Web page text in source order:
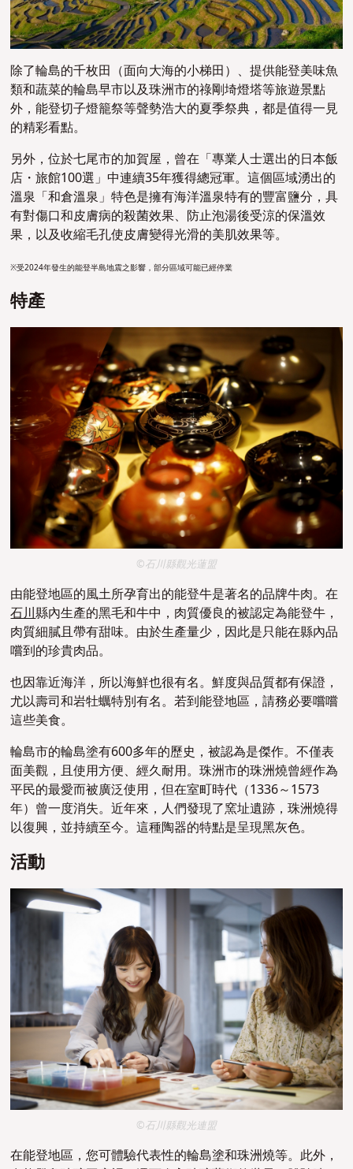
除了輪島的千枚田（面向大海的小梯田）、提供能登美味魚
類和蔬菜的輪島早市以及珠洲市的祿剛埼燈塔等旅遊景點
外，能登切子燈籠祭等聲勢浩大的夏季祭典，都是值得一見
的精彩看點。
另外，位於七尾市的加賀屋，曾在「專業人士選出的日本飯
店・旅館100選」中連續35年獲得總冠軍。這個區域湧出的
溫泉「和倉溫泉」特色是擁有海洋溫泉特有的豐富鹽分，具
有對傷口和皮膚病的殺菌效果、防止泡湯後受涼的保溫效
果，以及收縮毛孔使皮膚變得光滑的美肌效果等。
※受2024年發生的能登半島地震之影響，部分區域可能已經停業
特產
©石川縣觀光蓮盟
由能登地區的風土所孕育出的能登牛是著名的品牌牛肉。在
石川縣內生產的黑毛和牛中，肉質優良的被認定為能登牛 ，
肉質細膩且帶有甜味。由於生產量少，因此是只能在縣內品
嚐到的珍貴肉品。
也因靠近海洋，所以海鮮也很有名。鮮度與品質都有保證，
尤以壽司和岩牡蠣特別有名。若到能登地區，請務必要嚐嚐
這些美食。
輪島市的輪島塗有600多年的歷史，被認為是傑作。不僅表
面美觀，且使用方便、經久耐用。珠洲市的珠洲燒曾經作為
平民的最愛而被廣泛使用，但在室町時代（1336～1573
年）曾一度消失。近年來，人們發現了窯址遺跡，珠洲燒得
以復興，並持續至今。這種陶器的特點是呈現黑灰色。
活動
©石川縣觀光連盟
在能登地區，您可體驗代表性的輪島塗和珠洲燒等。此外，